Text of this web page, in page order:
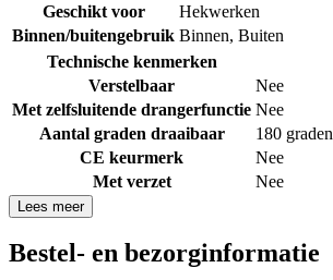
Geschikt voor
Hekwerken
Binnen/buitengebruik Binnen, Buiten
Technische kenmerken
Verstelbaar
Nee
Met zelfsluitende drangerfunctie Nee
Aantal graden draaibaar
180 graden
CE keurmerk
Nee
Met verzet
Nee
Lees meer
Bestel- en bezorginformatie